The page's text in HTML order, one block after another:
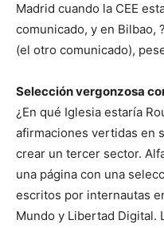
Madrid cuando la CEE
comunicado, y en Bilbao,
(el otro comunicado),
Selección vergonzosa
¿En qué Iglesia estaría
afirmaciones vertidas en
crear un tercer sector.
una página con una
escritos por internautas
Mundo y Libertad Digital.